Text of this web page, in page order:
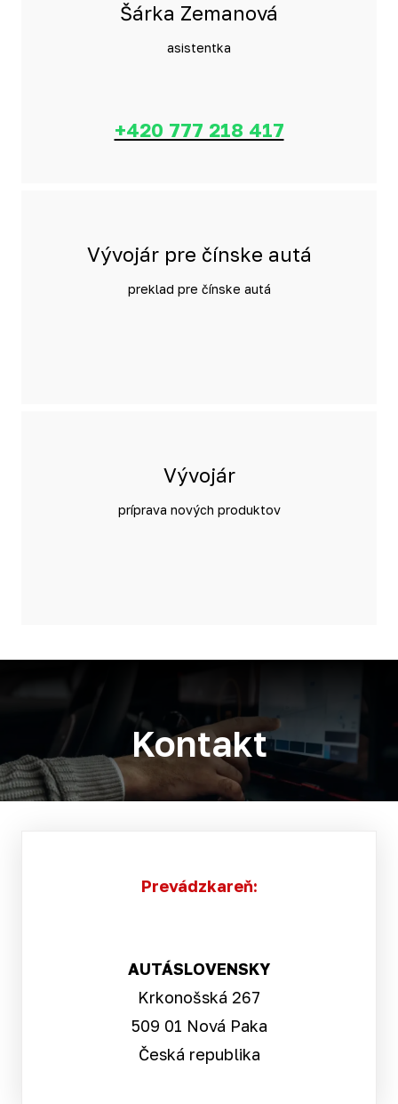
Šárka Zemanová
asistentka
+420 777 218 417
Vývojár pre čínske autá
preklad pre čínske autá
Vývojár
príprava nových produktov
Kontakt
Prevádzkareň:
AUTÁSLOVENSKY
Krkonošská 267
509 01 Nová Paka
Česká republika